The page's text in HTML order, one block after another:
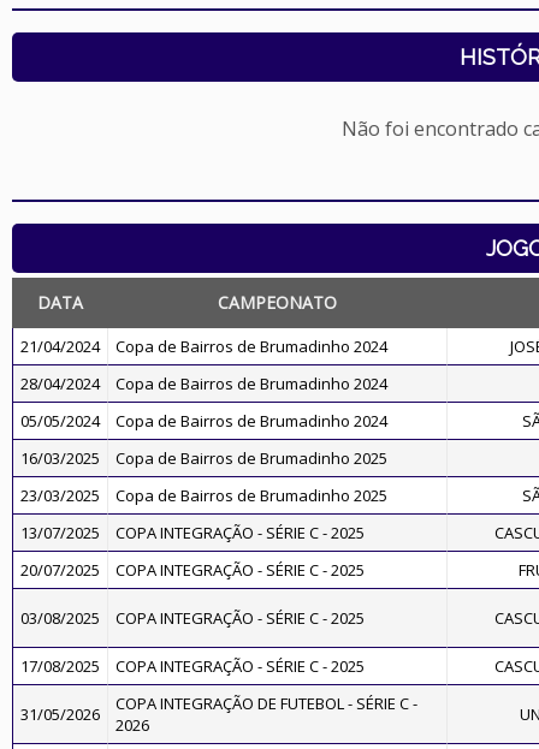
Não foi encontrado
DATA CAMPEONATO
21/04/2024 Copa de Bairros de Brumadinho 2024
28/04/2024
Copa de Bairros de Brumadinho 2024
05/05/2024
Copa de Bairros de Brumadinho 2024
16/03/2025
Copa de Bairros de Brumadinho 2025
23/03/2025
Copa de Bairros de Brumadinho 2025
13/07/2025
COPA INTEGRAÇÃO - SÉRIE C - 2025
20/07/2025
COPA INTEGRAÇÃO - SÉRIE C - 2025
03/08/2025 COPA INTEGRAÇÃO - SÉRIE C - 2025
17/08/2025 COPA INTEGRAÇÃO - SÉRIE C - 2025
31/05/2026
COPA INTEGRAÇÃO DE FUTEBOL - SÉRIE C -
2026